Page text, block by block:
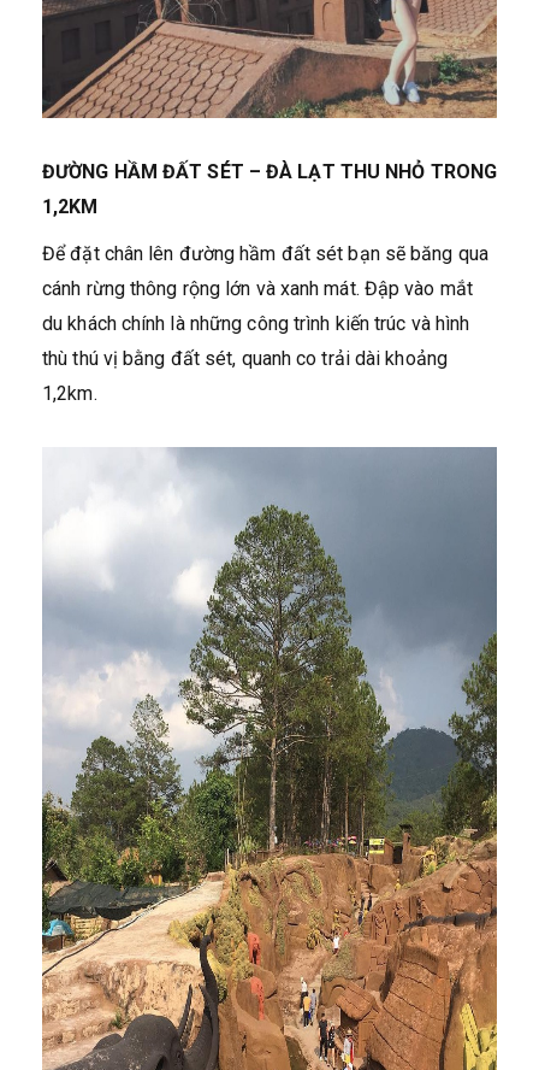
ĐƯỜNG HẦM ĐẤT SÉT – ĐÀ LẠT THU NHỎ TRONG
1,2KM
Để đặt chân lên đường hầm đất sét bạn sẽ băng qua
cánh rừng thông rộng lớn và xanh mát. Đập vào mắt
du khách chính là những công trình kiến trúc và hình
thù thú vị bằng đất sét, quanh co trải dài khoảng
1,2km.